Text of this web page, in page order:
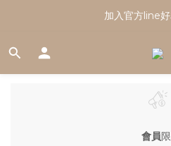
註冊會員享有100元購物
加入官方line
註冊會員享有100元購
會員